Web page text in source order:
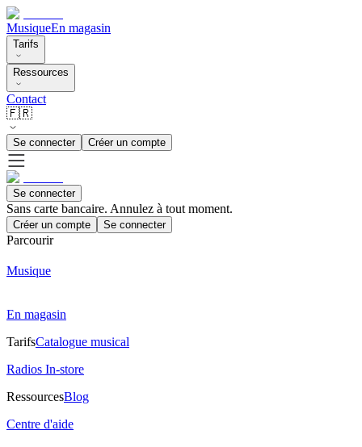
MusiqueEn magasin
Tarifs
Ressources
Contact
🇫🇷
Se connecter Créer un compte
Se connecter
Sans carte bancaire. Annulez à tout moment.
Créer un compte Se connecter
Parcourir
Musique
En magasin
TarifsCatalogue musical
Radios In-store
RessourcesBlog
Centre d'aide